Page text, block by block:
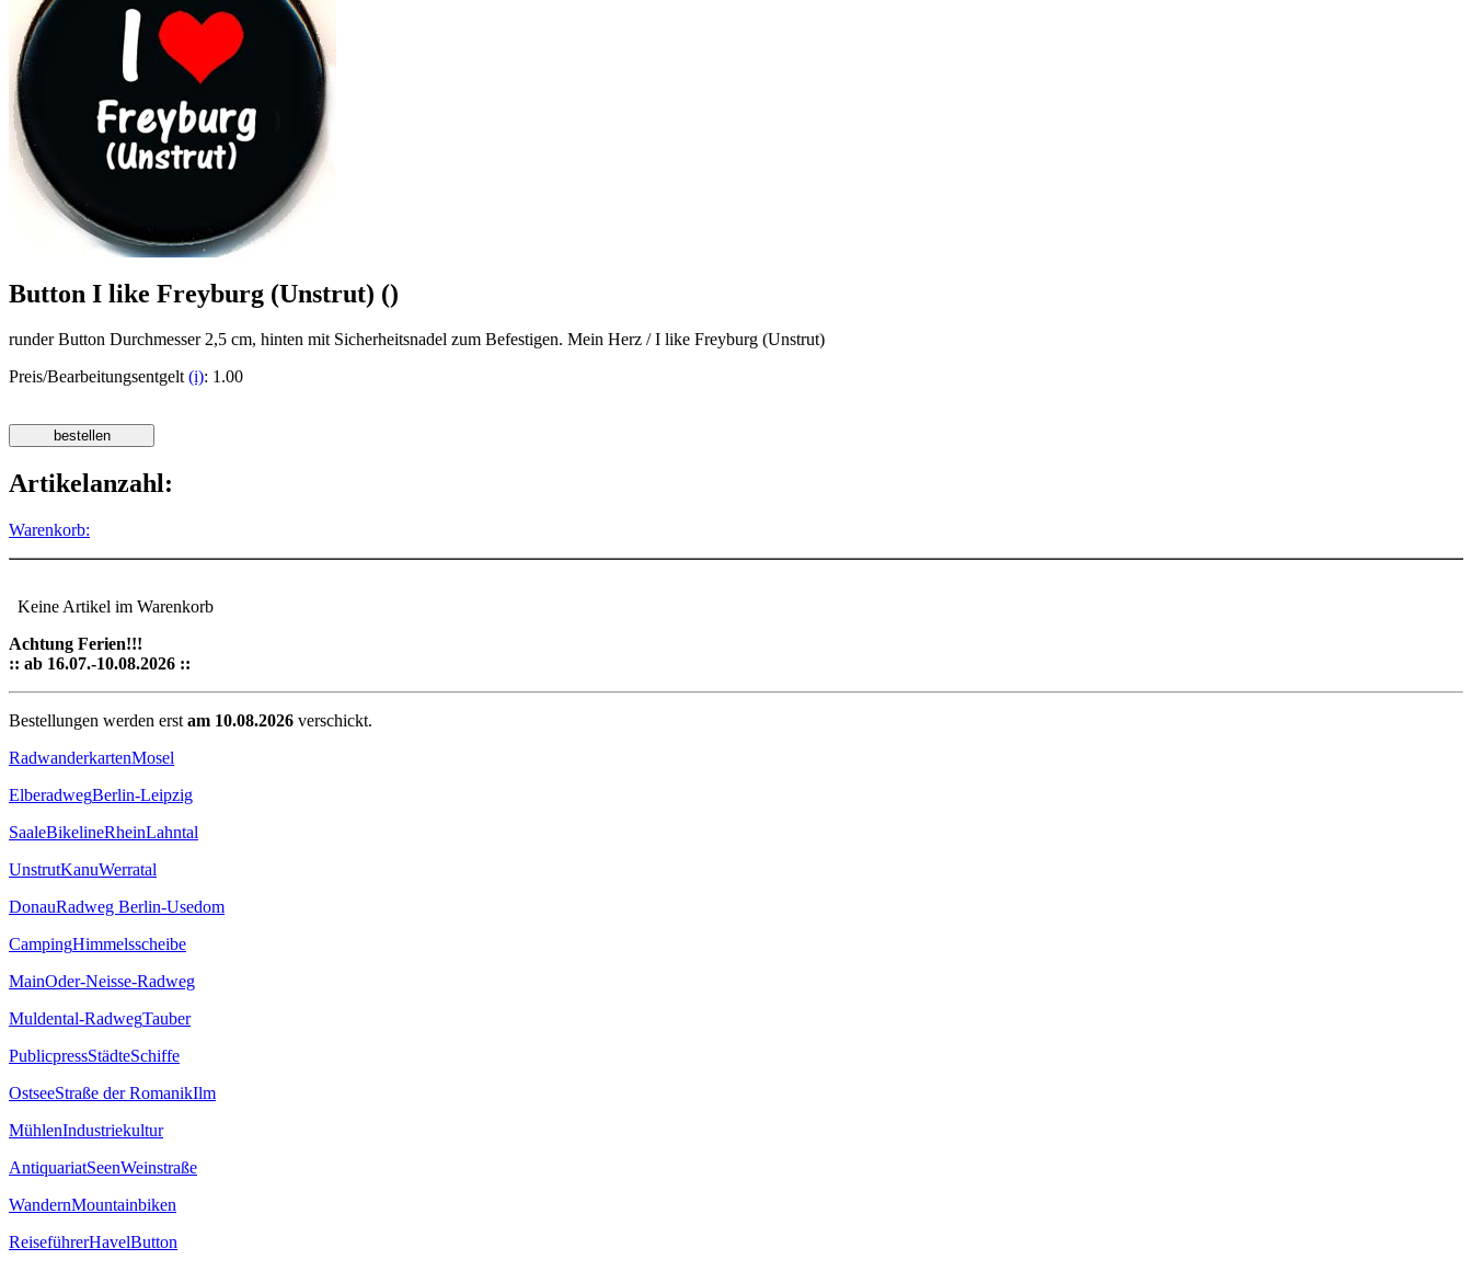
Button I like Freyburg (Unstrut) ()
runder Button Durchmesser 2,5 cm, hinten mit Sicherheitsnadel zum Befestigen. Mein Herz / I like Freyburg (Unstrut)
Preis/Bearbeitungsentgelt(i): 1.00
Artikelanzahl:
Warenkorb:
Keine Artikel im Warenkorb
Achtung Ferien!!!
:: ab 16.07.-10.08.2026 ::
Bestellungen werden erst am 10.08.2026 verschickt.
RadwanderkartenMosel
ElberadwegBerlin-Leipzig
SaaleBikelineRheinLahntal
UnstrutKanuWerratal
DonauRadweg Berlin-Usedom
CampingHimmelsscheibe
MainOder-Neisse-Radweg
Muldental-RadwegTauber
PublicpressStädteSchiffe
OstseeStraße der RomanikIlm
MühlenIndustriekultur
AntiquariatSeenWeinstraße
WandernMountainbiken
ReiseführerHavelButton